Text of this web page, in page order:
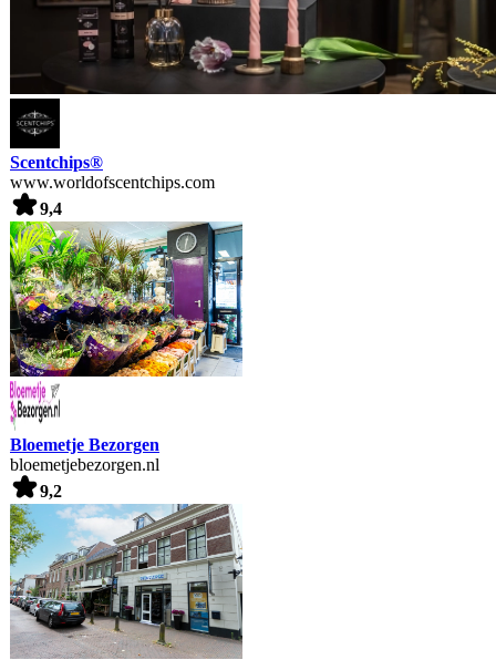
Scentchips®
www.worldofscentchips.com
9,4
Bloemetje Bezorgen
bloemetjebezorgen.nl
9,2